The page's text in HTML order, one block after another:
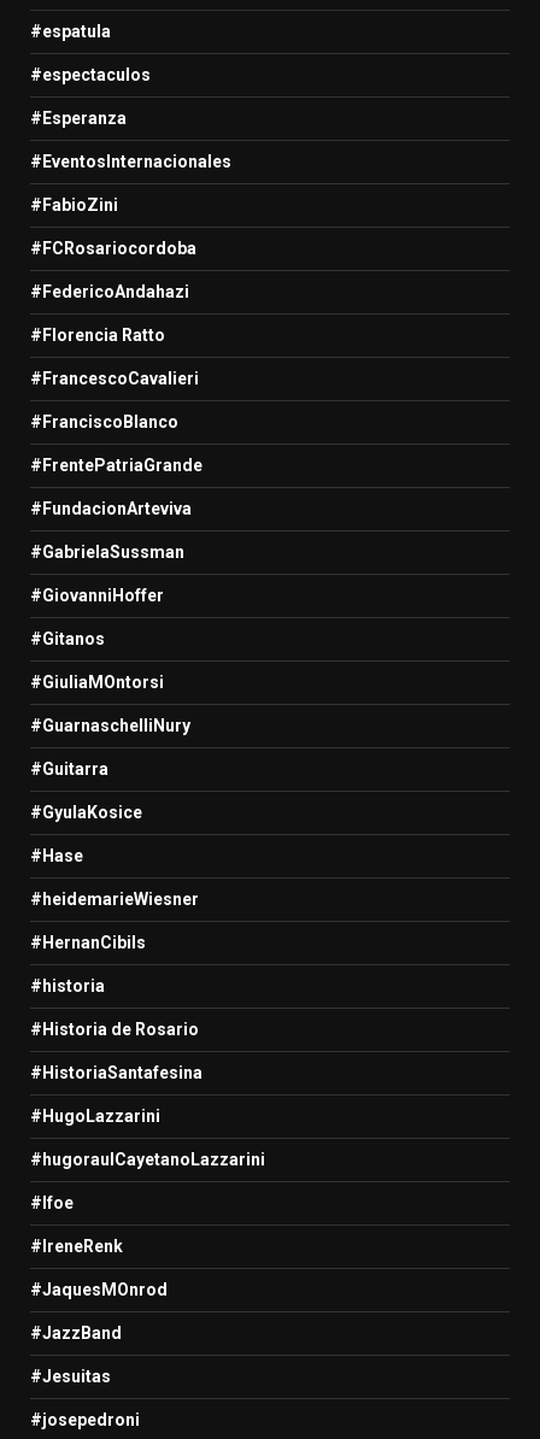
#espatula
#espectaculos
#Esperanza
#EventosInternacionales
#FabioZini
#FCRosariocordoba
#FedericoAndahazi
#Florencia Ratto
#FrancescoCavalieri
#FranciscoBlanco
#FrentePatriaGrande
#FundacionArteviva
#GabrielaSussman
#GiovanniHoffer
#Gitanos
#GiuliaMOntorsi
#GuarnaschelliNury
#Guitarra
#GyulaKosice
#Hase
#heidemarieWiesner
#HernanCibils
#historia
#Historia de Rosario
#HistoriaSantafesina
#HugoLazzarini
#hugoraulCayetanoLazzarini
#Ifoe
#IreneRenk
#JaquesMOnrod
#JazzBand
#Jesuitas
#josepedroni